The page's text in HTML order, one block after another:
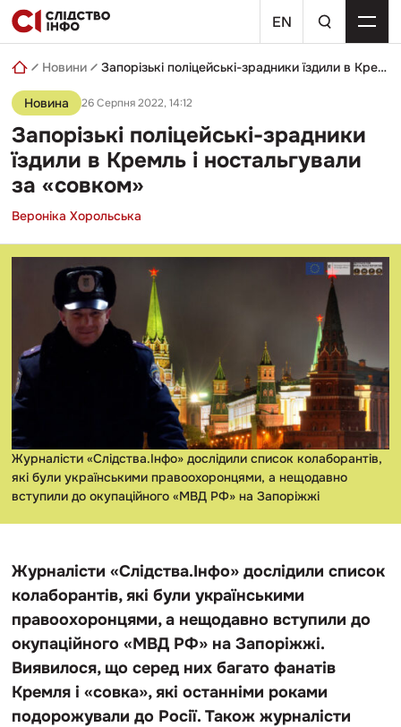
Skip
to
content
EN
пошуковий
запит
Новини Запорізькі поліцейські-зрадники їздили в Кремль і ностальгували за «совком»
Новина 26 Серпня 2022, 14:12
Запорізькі поліцейські-зрадники
їздили в Кремль і ностальгували
за «совком»
Вероніка Хорольська
Журналісти «Слідства.Інфо» дослідили список колаборантів,
які були українськими правоохоронцями, а нещодавно
вступили до окупаційного «МВД РФ» на Запоріжжі
Журналісти «Слідства.Інфо» дослідили список
колаборантів, які були українськими
правоохоронцями, а нещодавно вступили до
окупаційного «МВД РФ» на Запоріжжі.
Виявилося, що серед них багато фанатів
Кремля і «совка», які останніми роками
подорожували до Росії. Також журналісти